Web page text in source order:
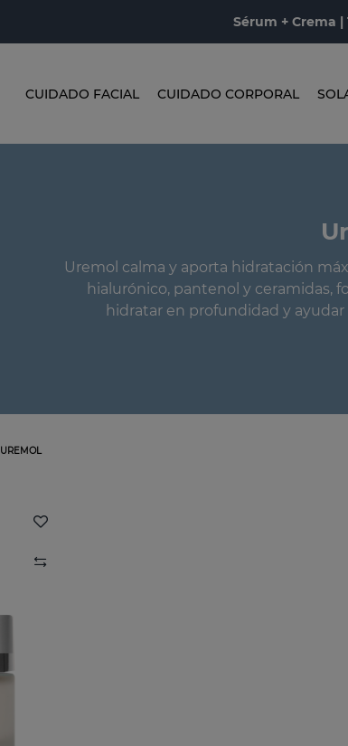
Sérum + Crema |
CUIDADO FACIAL CUIDADO CORPORAL
Uremol calma y aporta hidratación
hialurónico, pantenol y ceramidas,
hidratar en profundidad y
UREMOL